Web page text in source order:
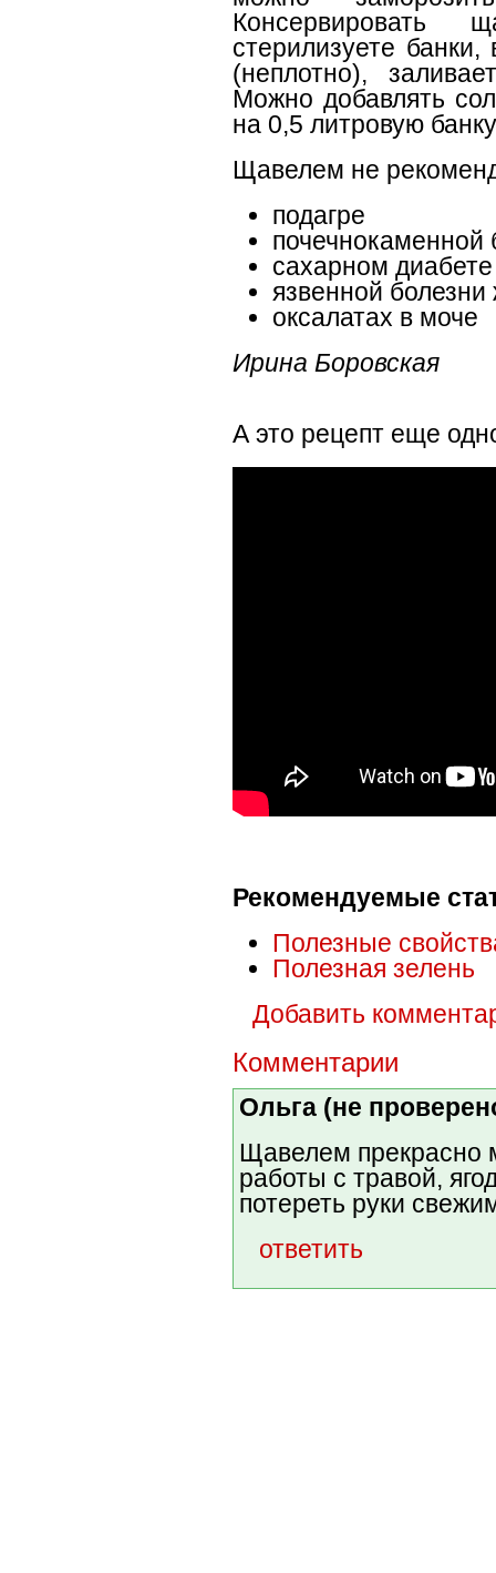
стерилизуете
(неплотно),
Можно добавлять
на 0,5 литровую
Щавелем не
подагре
почечнокаменной
сахарном диабете
язвенной болезни
оксалатах в моче
Ирина Боровская
А это рецепт еще
Рекомендуемые
Полезные
Полезная зелень
Добавить
Комментарии
Ольга (не
Щавелем прекрасно
работы с травой,
потереть руки
ответить